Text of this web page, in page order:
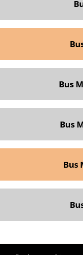
Bus
Bus
Bus